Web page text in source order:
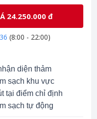
24.250.000 đ
(8:00 - 22:00)
diện thảm
sạch khu vực
tại điểm chỉ định
sạch tự động